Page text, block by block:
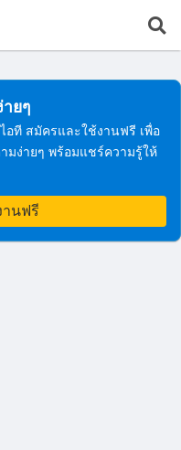
ยๆ
ที สมัครและใช้งานฟรี เพื่อ
ง่ายๆ พร้อมแชร์ความรู้ให้
านฟรี